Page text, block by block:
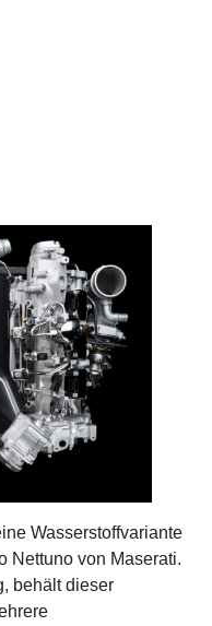
Wasserstoffvariante
Nettuno von Maserati.
behält dieser